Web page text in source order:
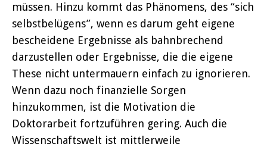
müssen. Hinzu kommt das Phänomens, des “sich
selbstbelügens”, wenn es darum geht eigene
bescheidene Ergebnisse als bahnbrechend
darzustellen oder Ergebnisse, die die eigene
These nicht untermauern einfach zu ignorieren.
Wenn dazu noch finanzielle Sorgen
hinzukommen, ist die Motivation die
Doktorarbeit fortzuführen gering. Auch die
Wissenschaftswelt ist mittlerweile